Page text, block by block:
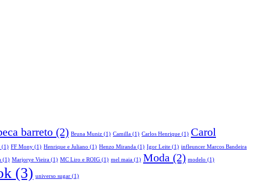
barreto (2) Bruna Muniz (1) Camilla (1) Carlos Henrique (1) Carol
(1) FF Mony (1) Henrique e Juliano (1) Henzo Miranda (1) Igor Leite (1) infleuncer Marcos Bandeira
(1) Marjorye Vieira (1) MC Liro e ROIG (1) mel maia (1) Moda (2) modelo (1)
(3) universo sugar (1)